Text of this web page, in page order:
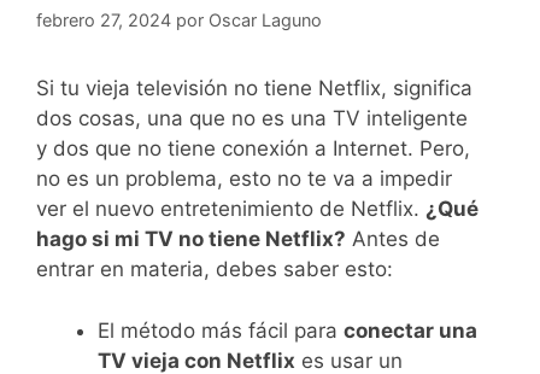
febrero 27, 2024 por Oscar Laguno
Si tu vieja televisión no tiene Netflix, significa
dos cosas, una que no es una TV inteligente
y dos que no tiene conexión a Internet. Pero,
no es un problema, esto no te va a impedir
ver el nuevo entretenimiento de Netflix. ¿Qué
hago si mi TV no tiene Netflix? Antes de
entrar en materia, debes saber esto:
El método más fácil para conectar una
TV vieja con Netflix es usar un